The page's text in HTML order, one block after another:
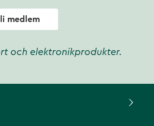
medlem
och elektronikprodukter.